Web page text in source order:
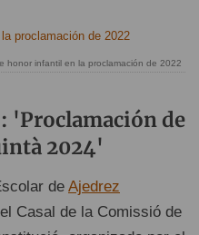
honor infantil en la proclamación de 2022
'Proclamación de
2024'
de Ajedrez
Casal de la Comissió de